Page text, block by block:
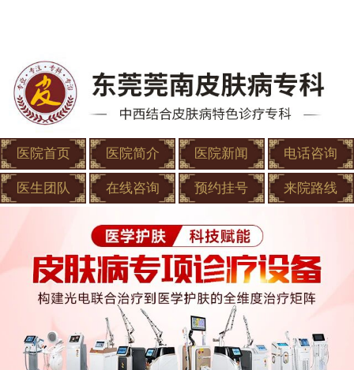
医院首页 医院简介 医院新闻 电话咨询
医生团队 在线咨询 预约挂号 来院路线